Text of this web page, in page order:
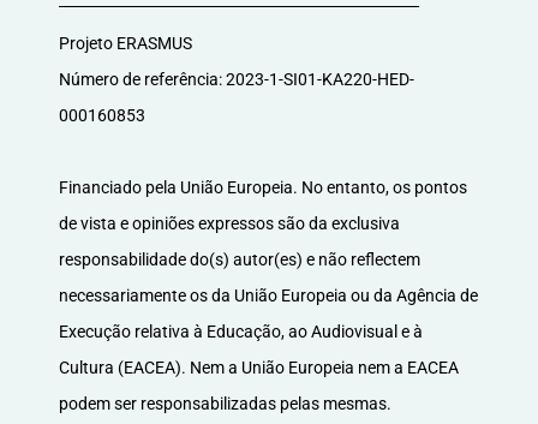
Projeto ERASMUS
Número de referência: 2023-1-SI01-KA220-HED-
000160853
Financiado pela União Europeia. No entanto, os pontos
de vista e opiniões expressos são da exclusiva
responsabilidade do(s) autor(es) e não reflectem
necessariamente os da União Europeia ou da Agência de
Execução relativa à Educação, ao Audiovisual e à
Cultura (EACEA). Nem a União Europeia nem a EACEA
podem ser responsabilizadas pelas mesmas.